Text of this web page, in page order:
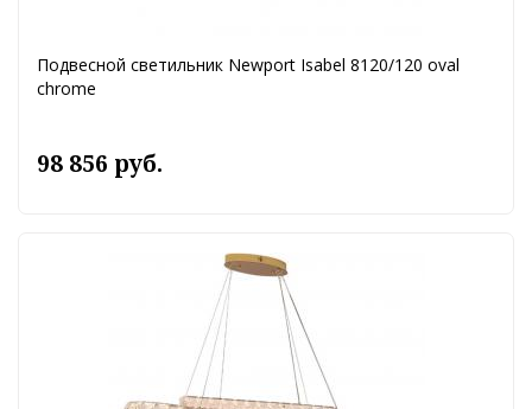
Подвесной светильник Newport Isabel 8120/120 oval
chrome
98 856 руб.